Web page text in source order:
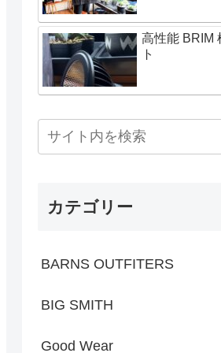
高性能 BRIM
ト
カテゴリー
BARNS OUTFITERS
BIG SMITH
Good Wear